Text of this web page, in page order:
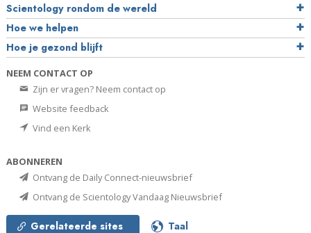
Scientology rondom de wereld
Hoe we helpen
Hoe je gezond blijft
NEEM CONTACT OP
Zijn er vragen? Neem contact op
Website feedback
Vind een Kerk
ABONNEREN
Ontvang de Daily Connect-nieuwsbrief
Ontvang de Scientology Vandaag Nieuwsbrief
Gerelateerde sites Taal